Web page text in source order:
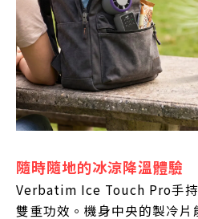
隨時隨地的冰涼降溫體驗
Verbatim Ice Touch Pro手
雙重功效。機身中央的製冷